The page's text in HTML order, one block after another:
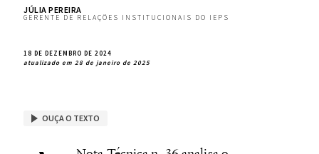
JÚLIA PEREIRA
GERENTE DE RELAÇÕES INSTITUCIONAIS DO IEPS
18 DE DEZEMBRO DE 2024
atualizado em 28 de janeiro de 2025
OUÇA O TEXTO